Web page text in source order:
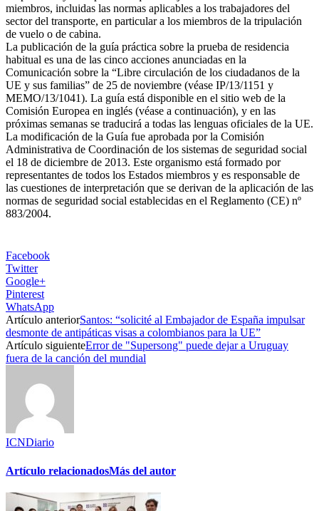
miembros, incluidas las normas aplicables a los trabajadores del
sector del transporte, en particular a los miembros de la tripulación
de vuelo o de cabina.
La publicación de la guía práctica sobre la prueba de residencia
habitual es una de las cinco acciones anunciadas en la
Comunicación sobre la “Libre circulación de los ciudadanos de la
UE y sus familias” de 25 de noviembre (véase IP/13/1151 y
MEMO/13/1041). La guía está disponible en el sitio web de la
Comisión Europea en inglés (véase a continuación), y en las
próximas semanas se traducirá a todas las lenguas oficiales de la UE.
La modificación de la Guía fue aprobada por la Comisión
Administrativa de Coordinación de los sistemas de seguridad social
el 18 de diciembre de 2013. Este organismo está formado por
representantes de todos los Estados miembros y es responsable de
las cuestiones de interpretación que se derivan de la aplicación de las
normas de seguridad social establecidas en el Reglamento (CE) nº
883/2004.
Facebook
Twitter
Google+
Pinterest
WhatsApp
Artículo anteriorSantos: “solicité al Embajador de España impulsar
desmonte de antipáticas visas a colombianos para la UE”
Artículo siguienteError de "Supersong" puede dejar a Uruguay
fuera de la canción del mundial
ICNDiario
Artículo relacionadosMás del autor